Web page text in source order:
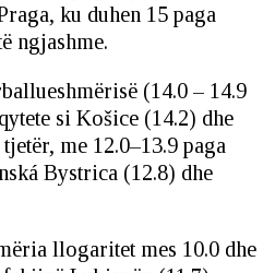
ku duhen 15 paga
ngjashme.
(14.0 – 14.9
si Košice (14.2) dhe
me 12.0–13.9 paga
Bystrica (12.8) dhe
llogaritet mes 10.0 dhe